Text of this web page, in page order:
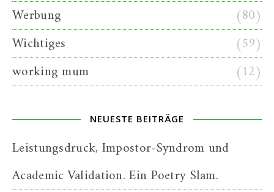
Werbung
(80)
Wichtiges
(59)
working mum
(12)
NEUESTE BEITRÄGE
Leistungsdruck, Impostor-Syndrom und
Academic Validation. Ein Poetry Slam.